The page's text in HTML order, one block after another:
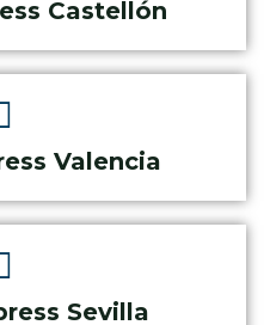
Castellón
Valencia
Sevilla